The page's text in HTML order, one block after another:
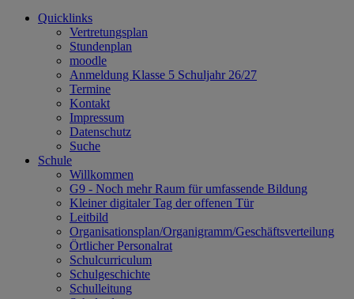
Quicklinks
Vertretungsplan
Stundenplan
moodle
Anmeldung Klasse 5 Schuljahr 26/27
Termine
Kontakt
Impressum
Datenschutz
Suche
Schule
Willkommen
G9 - Noch mehr Raum für umfassende Bildung
Kleiner digitaler Tag der offenen Tür
Leitbild
Organisationsplan/Organigramm/Geschäftsverteilung
Örtlicher Personalrat
Schulcurriculum
Schulgeschichte
Schulleitung